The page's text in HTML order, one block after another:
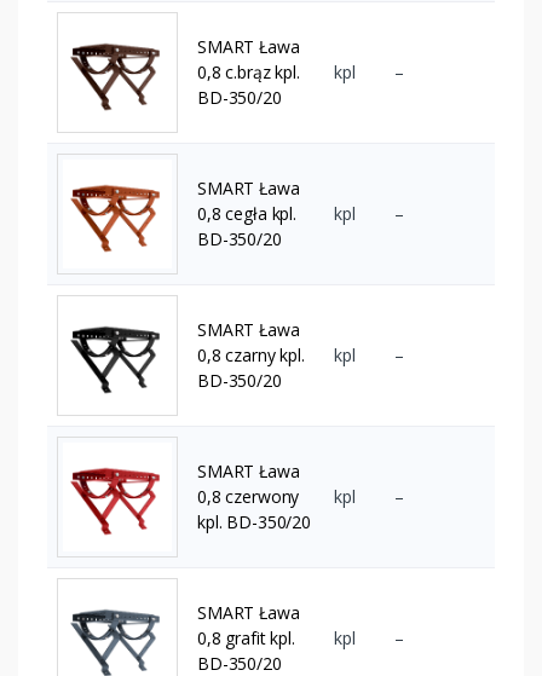
SMART Ława
0,8 c.brąz kpl.
BD-350/20
kpl –
SMART Ława
0,8 cegła kpl.
BD-350/20
kpl –
SMART Ława
0,8 czarny kpl.
BD-350/20
kpl –
SMART Ława
0,8 czerwony
kpl. BD-350/20
kpl –
SMART Ława
0,8 grafit kpl.
BD-350/20
kpl –